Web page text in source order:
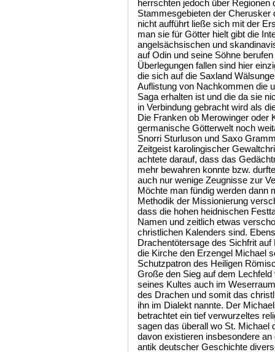
herrschten jedoch über Regionen
Stammesgebieten der
nicht aufführt ließe sich mit der
man sie für Götter hielt gibt die
angelsächsischen und
auf Odin und seine Söhne
Überlegungen fallen sind hier
die sich auf die Saxland
Auflistung von Nachkommen die
Saga erhalten ist und die da sie
in Verbindung gebracht wird als
Die Franken ob Merowinger oder
germanische Götterwelt noch
Snorri Sturluson und Saxo
Zeitgeist karolingischer
achtete darauf, dass das
mehr bewahren konnte bzw.
auch nur wenige Zeugnisse zur
Möchte man fündig werden dann
Methodik der Missionierung
dass die hohen heidnischen
Namen und zeitlich etwas
christlichen Kalenders sind.
Drachentötersage des Sichfrit
die Kirche den Erzengel Michael
Schutzpatron des Heiligen
Große den Sieg auf dem
seines Kultes auch im
des Drachen und somit das
ihn im Dialekt nannte. Der
betrachtet ein tief verwurzeltes
sagen das überall wo St. Michael
davon existieren insbesondere
antik deutscher Geschichte